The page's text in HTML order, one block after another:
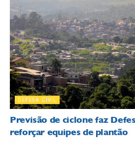
DEFESA CIVIL
Previsão de ciclone faz
reforçar equipes de plantão